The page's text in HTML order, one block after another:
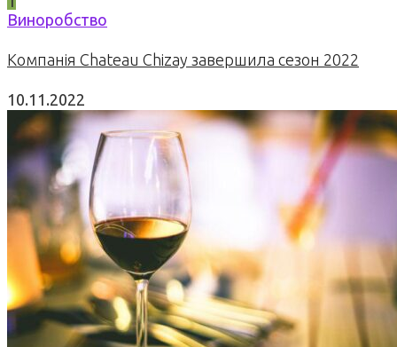
Виноробство
Компанія Chateau Chizay завершила сезон 2022
10.11.2022